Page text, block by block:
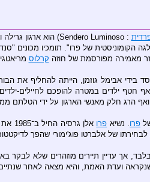
: Sendero Luminoso) הוא ארגון גרילה וטרור מאואיסטי ב
הקומוניסטית של פרו". תומכיו מכונים
מאמירה מפורסמת של חוזה קרלוס
בידי אבימל גוזמן, הייתה להחליף את
ואף חטף ילדים במטרה להופכם לחיילים-
הרג חלק מאנשי הארגון על ידי הטלתם
פרו. נשיא פרו אלן גרסיה החיל ב־1985 את החוק הצבאי על כמחצית מהאזרחים. כאשר אזרחים החלו למאוס בפעילותו של הארגון ולהסגיר את אנשיו, המאבק הוקצן והארגון החל לתקוף את
של אלברטו פוג'ימורי שהפך
ועדת האמת, והיא מצאה לאחר